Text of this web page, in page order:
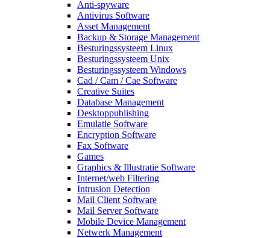
Anti-spyware
Antivirus Software
Asset Management
Backup & Storage Management
Besturingssysteem Linux
Besturingssysteem Unix
Besturingssysteem Windows
Cad / Cam / Cae Software
Creative Suites
Database Management
Desktoppublishing
Emulatie Software
Encryption Software
Fax Software
Games
Graphics & Illustratie Software
Internet/web Filtering
Intrusion Detection
Mail Client Software
Mail Server Software
Mobile Device Management
Netwerk Management